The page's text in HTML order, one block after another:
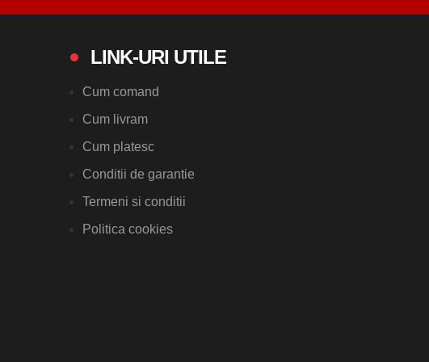
LINK-URI UTILE
Cum comand
Cum livram
Cum platesc
Conditii de garantie
Termeni si conditii
Politica cookies